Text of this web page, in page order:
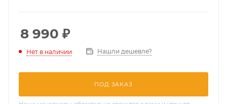
8 990 ₽
Нет в наличии Нашли дешевле?
ПОД ЗАКАЗ